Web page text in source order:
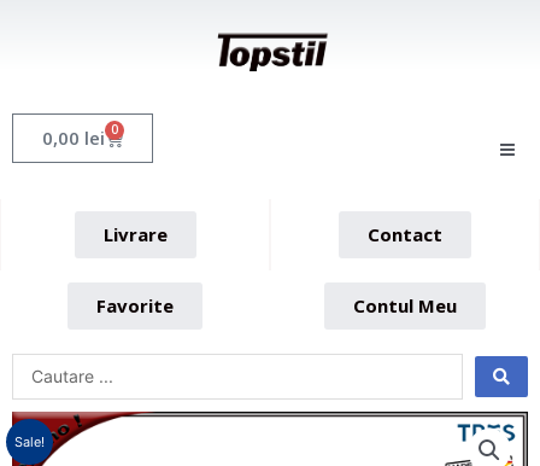
0,00 lei 0 Cart
Livrare Contact
Favorite Contul Meu
Sale!